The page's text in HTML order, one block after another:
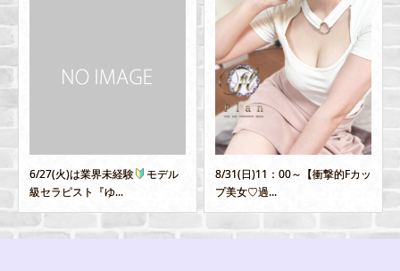
8/31(日)11：00～【衝撃的Fカッ
プ美女♡過...
6/9(火)16：00～札幌店より美と
色気溢れる妖...